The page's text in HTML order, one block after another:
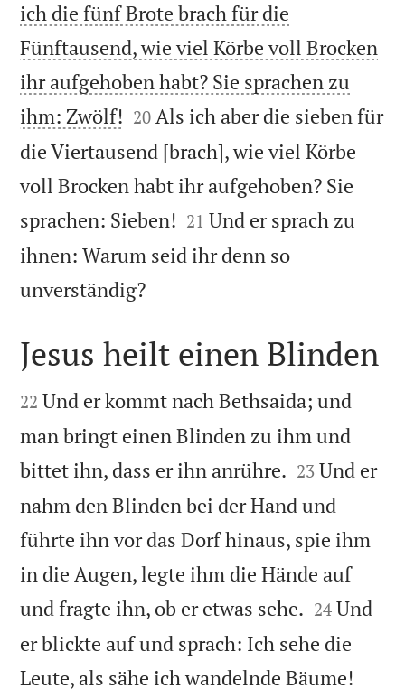
ich die fünf Brote brach für die
Fünftausend, wie viel Körbe voll Brocken
ihr aufgehoben habt? Sie sprachen zu
ihm: Zwölf! 

20 Als ich aber die sieben für
die Viertausend [brach], wie viel Körbe
voll Brocken habt ihr aufgehoben? Sie
sprachen: Sieben! 

21 Und er sprach zu
ihnen: Warum seid ihr denn so
unverständig?

Jesus heilt einen Blinden

22 Und er kommt nach Bethsaida; und
man bringt einen Blinden zu ihm und
bittet ihn, dass er ihn anrühre. 

23 Und er
nahm den Blinden bei der Hand und
führte ihn vor das Dorf hinaus, spie ihm
in die Augen, legte ihm die Hände auf
und fragte ihn, ob er etwas sehe. 

24 Und
er blickte auf und sprach: Ich sehe die
Leute, als sähe ich wandelnde Bäume!